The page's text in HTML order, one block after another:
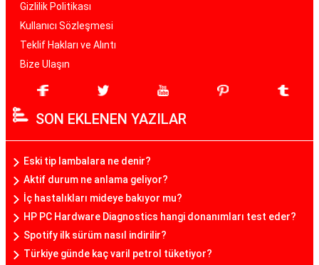
Gizlilik Politikası
Kullanıcı Sözleşmesi
Teklif Hakları ve Alıntı
Bize Ulaşın
SON EKLENEN YAZILAR
Eski tip lambalara ne denir?
Aktif durum ne anlama geliyor?
İç hastalıkları mideye bakıyor mu?
HP PC Hardware Diagnostics hangi donanımları test eder?
Spotify ilk sürüm nasıl indirilir?
Türkiye günde kaç varil petrol tüketiyor?